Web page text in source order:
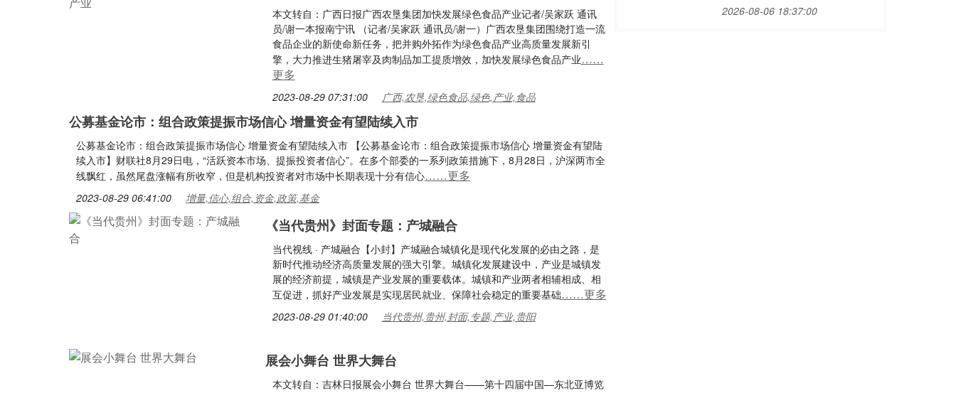
本文转自：广西日报广西农垦集团加快发展绿色食品产业记者/吴家跃 通讯
员/谢一本报南宁讯 （记者/吴家跃 通讯员/谢一）广西农垦集团围绕打造一流
食品企业的新使命新任务，把并购外拓作为绿色食品产业高质量发展新引
擎，大力推进生猪屠宰及肉制品加工提质增效，加快发展绿色食品产业……
更多
2023-08-29 07:31:00 广西,农垦,绿色食品,绿色,产业,食品
公募基金论市：组合政策提振市场信心 增量资金有望陆续入市
公募基金论市：组合政策提振市场信心 增量资金有望陆续入市 【公募基金论市：组合政策提振市场信心 增量资金有望陆
续入市】财联社8月29日电，“活跃资本市场、提振投资者信心”。在多个部委的一系列政策措施下，8月28日，沪深两市全
线飘红，虽然尾盘涨幅有所收窄，但是机构投资者对市场中长期表现十分有信心……更多
2023-08-29 06:41:00 增量,信心,组合,资金,政策,基金
《当代贵州》封面专题：产城融合
当代视线 · 产城融合【小封】产城融合城镇化是现代化发展的必由之路，是
新时代推动经济高质量发展的强大引擎。城镇化发展建设中，产业是城镇发
展的经济前提，城镇是产业发展的重要载体。城镇和产业两者相辅相成、相
互促进，抓好产业发展是实现居民就业、保障社会稳定的重要基础……更多
2023-08-29 01:40:00 当代贵州,贵州,封面,专题,产业,贵阳
展会小舞台 世界大舞台
本文转自：吉林日报展会小舞台 世界大舞台——第十四届中国—东北亚博览
2026-08-06 18:37:00